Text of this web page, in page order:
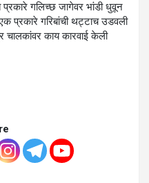
गलिच्छ जागेवर भांडी धुवून
प्रकारे गरिबांची थट्टाच उडवली
काय कारवाई केली